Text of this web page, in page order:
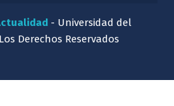
- Universidad del
Derechos Reservados